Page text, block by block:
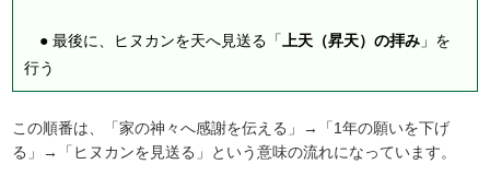
● 最後に、ヒヌカンを天へ見送る「上天（昇天）の拝み 」を
行う
この順番は、「家の神々へ感謝を伝える」→「1年の願いを下げ
る」→「ヒヌカンを見送る」という意味の流れになっています。